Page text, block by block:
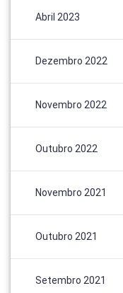
Abril 2023
Dezembro 2022
Novembro 2022
Outubro 2022
Novembro 2021
Outubro 2021
Setembro 2021